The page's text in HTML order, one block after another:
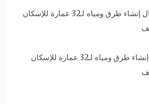
مخالفات في أعمال إنشاء طرق ومياه لـ32 عمارة للإسكان